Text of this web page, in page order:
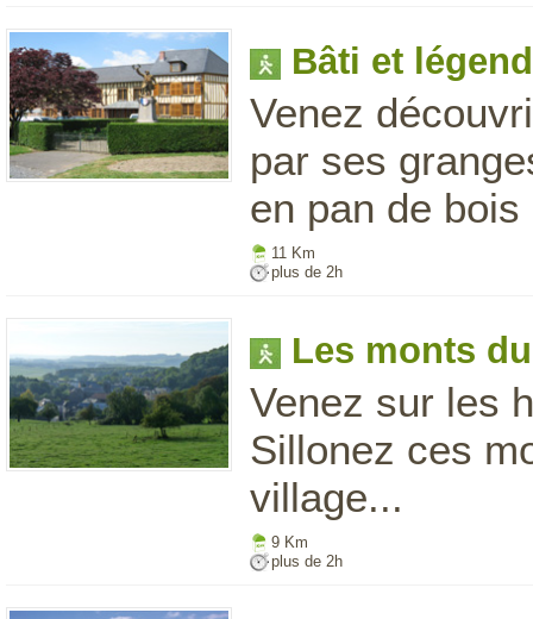
Bâti et
Venez
par ses
en pan de
11 Km
plus de 2h
Les monts
Venez sur les
Sillonez ces
village...
9 Km
plus de 2h